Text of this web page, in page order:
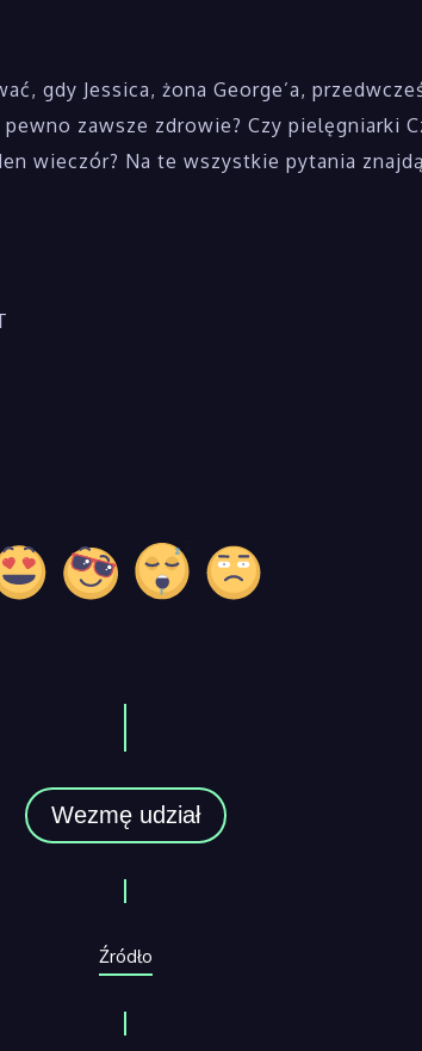
gdy Jessica, żona George’a,
zawsze zdrowie? Czy pielęgniarki
wieczór? Na te wszystkie pytania
Wezmę udział
Źródło